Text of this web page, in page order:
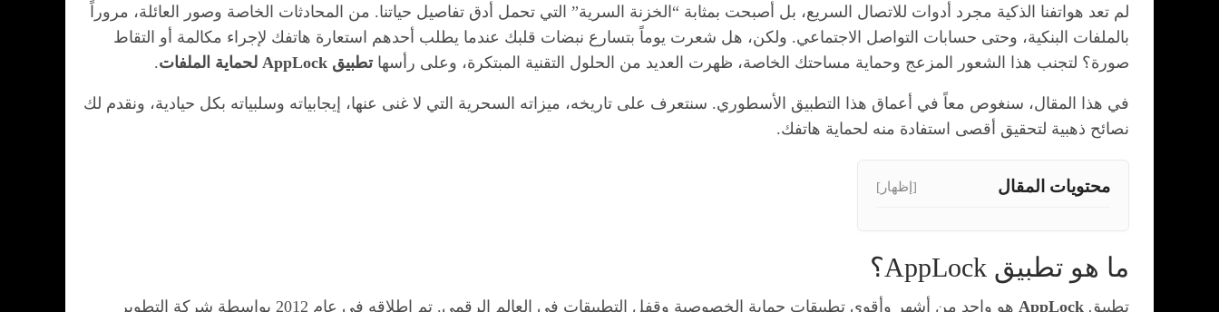
لم تعد هواتفنا الذكية مجرد أدوات للاتصال السريع، بل أصبحت بمثابة “الخزنة السرية” التي تحمل أدق تفاصيل حياتنا. من المحادثات الخاصة وصور العائلة، مروراً
بالملفات البنكية، وحتى حسابات التواصل الاجتماعي. ولكن، هل شعرت يوماً بتسارع نبضات قلبك عندما يطلب أحدهم استعارة هاتفك لإجراء مكالمة أو التقاط
صورة؟ لتجنب هذا الشعور المزعج وحماية مساحتك الخاصة، ظهرت العديد من الحلول التقنية المبتكرة، وعلى رأسهاتطبيق AppLock لحماية الملفات .
في هذا المقال، سنغوص معاً في أعماق هذا التطبيق الأسطوري. سنتعرف على تاريخه، ميزاته السحرية التي لا غنى عنها، إيجابياته وسلبياته بكل حيادية، ونقدم لك
نصائح ذهبية لتحقيق أقصى استفادة منه لحماية هاتفك.
محتويات المقال [إظهار]
ما هو تطبيق AppLock؟
تطبيق AppLock
هو واحد من أشهر وأقوى تطبيقات حماية الخصوصية وقفل التطبيقات في العالم الرقمي. تم إطلاقه في عام 2012 بواسطة شركة التطوير